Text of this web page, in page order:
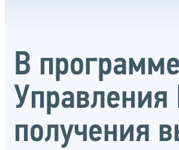
В
Управления
получения